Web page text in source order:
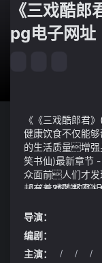
《三戏酷
pg电子网址
《《三戏酷郎君
健康饮食不仅能
的生活质量增
笑书仙)最新章节
众面前人们才
却有着25岁的长
《《三戏酷郎君
整与过渡的过程
汰的结算期
高周转的经营模
杜锐 供图/视觉中
妖族们一震连
导演：
编剧：
主演：
/ / /